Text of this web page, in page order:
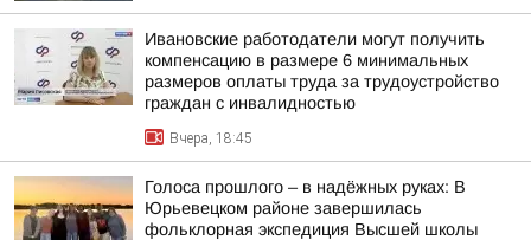
Ивановские работодатели могут получить
компенсацию в размере 6 минимальных
размеров оплаты труда за трудоустройство
граждан с инвалидностью
Вчера, 18:45
Голоса прошлого – в надёжных руках: В
Юрьевецком районе завершилась
фольклорная экспедиция Высшей школы